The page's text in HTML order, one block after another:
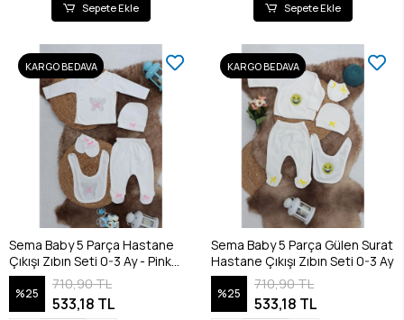
Sepete Ekle Sepete Ekle
KARGO BEDAVA
Sema Baby 5 Parça Hastane
Çıkışı Zıbın Seti 0-3 Ay - Pink
Butterfly
%25
710,90 TL
533,18 TL
KARGO BEDAVA
Sema Baby 5 Parça Gülen Surat
Hastane Çıkışı Zıbın Seti 0-3 Ay
%25
710,90 TL
533,18 TL